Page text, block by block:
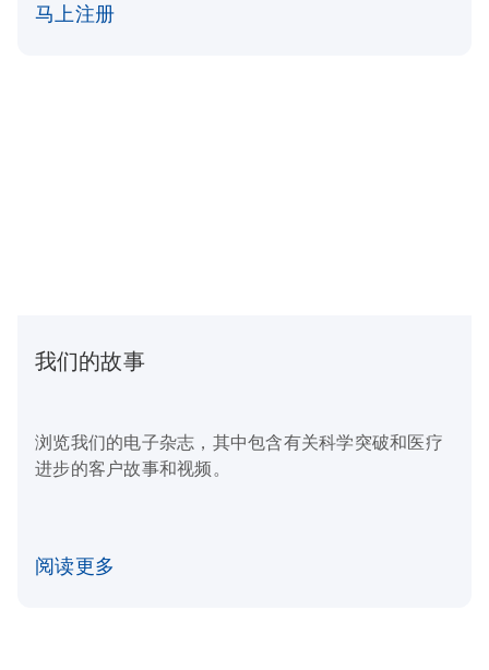
马上注册
我们的故事
浏览我们的电子杂志，其中包含有关科学突破和医疗
进步的客户故事和视频。
阅读更多